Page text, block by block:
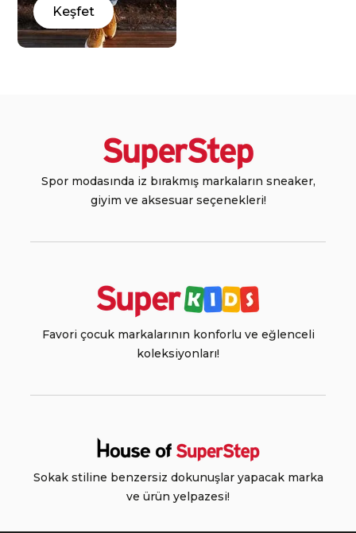
Keşfet
Spor modasında iz bırakmış markaların sneaker,
giyim ve aksesuar seçenekleri!
Favori çocuk markalarının konforlu ve eğlenceli
koleksiyonları!
Sokak stiline benzersiz dokunuşlar yapacak marka
ve ürün yelpazesi!